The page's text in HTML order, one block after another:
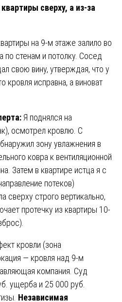
сверху, а из-за
на 9-м этаже залило во
стенам и потолку. Сосед
свою вину, утверждая, что у
кровля исправна, а виноват
Я поднялся на
осмотрел кровлю. С
зону увлажнения в
ковра к вентиляционной
Затем в квартире истца я с
потеков)
сверху строго вертикально,
протечку из квартиры 10-
кровли (зона
— кровля над 9-м
компания. Суд
ущерба и 25 000 руб.
Независимая